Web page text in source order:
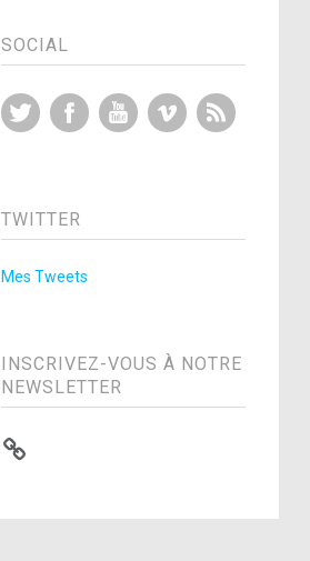
SOCIAL
Twitter FacebookYouTubeVimeo
TWITTER
Mes Tweets
INSCRIVEZ-VOUS À NOTRE
NEWSLETTER